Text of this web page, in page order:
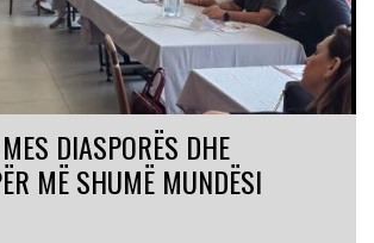
DIASPORËS DHE
MË SHUMË MUNDËSI